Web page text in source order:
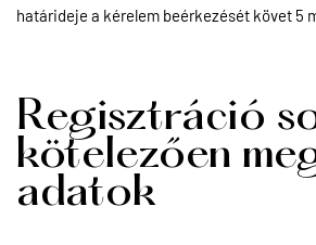
határideje a kérelem beérkezését követ 5
Regisztráció
kötelezően
adatok